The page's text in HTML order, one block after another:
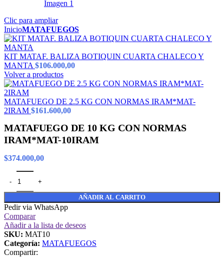
Clic para ampliar
InicioMATAFUEGOS
KIT MATAF. BALIZA BOTIQUIN CUARTA CHALECO Y
MANTA $106.000,00
Volver a productos
MATAFUEGO DE 2.5 KG CON NORMAS IRAM*MAT-
2IRAM $161.600,00
MATAFUEGO DE 10 KG CON NORMAS
IRAM*MAT-10IRAM
$374.000,00
AÑADIR AL CARRITO
Pedir via WhatsApp
Comparar
Añadir a la lista de deseos
SKU: MAT10
Categoría: MATAFUEGOS
Compartir: